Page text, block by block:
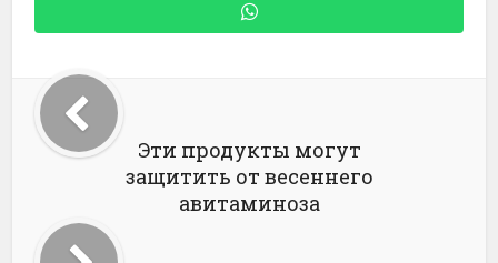
Эти продукты могут
защитить от весеннего
авитаминоза